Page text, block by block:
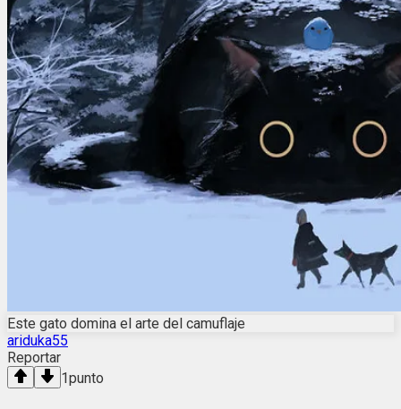
Este gato domina el arte del camuflaje
ariduka55
Reportar
1punto